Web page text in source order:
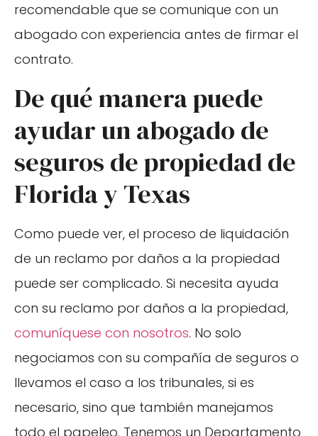
recomendable que se comunique con un
abogado con experiencia antes de firmar el
contrato.
De qué manera puede
ayudar un abogado de
seguros de propiedad de
Florida y Texas
Como puede ver, el proceso de liquidación
de un reclamo por daños a la propiedad
puede ser complicado. Si necesita ayuda
con su reclamo por daños a la propiedad,
comuníquese con nosotros. No solo
negociamos con su compañía de seguros o
llevamos el caso a los tribunales, si es
necesario, sino que también manejamos
todo el papeleo. Tenemos un Departamento